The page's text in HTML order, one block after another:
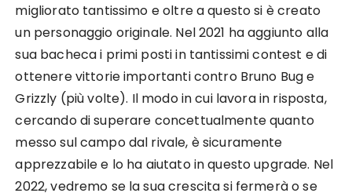
migliorato tantissimo e oltre a questo si è creato
un personaggio originale. Nel 2021 ha aggiunto alla
sua bacheca i primi posti in tantissimi contest e di
ottenere vittorie importanti contro Bruno Bug e
Grizzly (più volte). Il modo in cui lavora in risposta,
cercando di superare concettualmente quanto
messo sul campo dal rivale, è sicuramente
apprezzabile e lo ha aiutato in questo upgrade. Nel
2022, vedremo se la sua crescita si fermerà o se